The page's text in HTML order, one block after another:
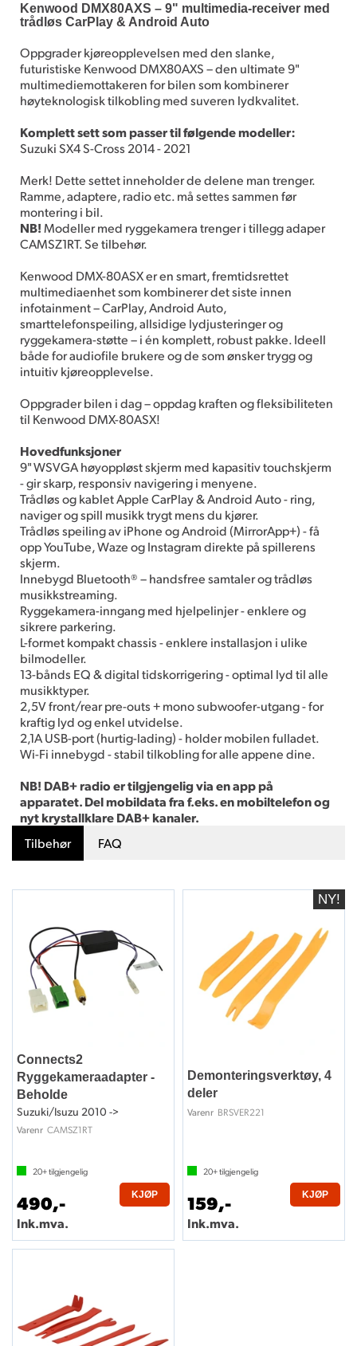
Kenwood DMX80AXS – 9" multimedia-receiver med
trådløs CarPlay & Android Auto
Oppgrader kjøreopplevelsen med den slanke,
futuristiske Kenwood DMX80AXS – den ultimate 9"
multimediemottakeren for bilen som kombinerer
høyteknologisk tilkobling med suveren lydkvalitet.
Komplett sett som passer til følgende modeller:
Suzuki SX4 S-Cross 2014 - 2021
Merk! Dette settet inneholder de delene man trenger.
Ramme, adaptere, radio etc. må settes sammen før
montering i bil.
NB!Modeller med ryggekamera trenger i tillegg adaper
CAMSZ1RT. Se tilbehør.
Kenwood DMX-80ASX er en smart, fremtidsrettet
multimediaenhet som kombinerer det siste innen
infotainment – CarPlay, Android Auto,
smarttelefonspeiling, allsidige lydjusteringer og
ryggekamera-støtte – i én komplett, robust pakke. Ideell
både for audiofile brukere og de som ønsker trygg og
intuitiv kjøreopplevelse.
Oppgrader bilen i dag – oppdag kraften og fleksibiliteten
til Kenwood DMX-80ASX!
Hoved­funksjoner
9" WSVGA høyoppløst skjerm med kapasitiv touchskjerm
- gir skarp, responsiv navigering i menyene.
Trådløs og kablet Apple CarPlay & Android Auto - ring,
naviger og spill musikk trygt mens du kjører.
Trådløs speiling av iPhone og Android (MirrorApp+) - få
opp YouTube, Waze og Instagram direkte på spillerens
skjerm.
Innebygd Bluetooth® – handsfree samtaler og trådløs
musikkstreaming.
Ryggekamera-inngang med hjelpelinjer - enklere og
sikrere parkering.
L-formet kompakt chassis - enklere installasjon i ulike
bilmodeller.
13-bånds EQ & digital tidskorrigering - optimal lyd til alle
musikktyper.
2,5V front/rear pre-outs + mono subwoofer-utgang - for
kraftig lyd og enkel utvidelse.
2,1A USB-port (hurtig-lading) - holder mobilen fulladet.
Wi-Fi innebygd - stabil tilkobling for alle appene dine.
NB! DAB+ radio er tilgjengelig via en app på
apparatet. Del mobildata fra f.eks. en mobiltelefon og
nyt krystallklare DAB+ kanaler.
Tilbehør
FAQ
Connects2
Ryggekameraadapter -
Beholde
Suzuki/Isuzu 2010 ->
Varenr CAMSZ1RT
20+tilgjengelig
490,-
Ink.mva.
KJØP
Demonteringsverktøy, 4
deler
Varenr BRSVER221
20+tilgjengelig
159,-
Ink.mva.
KJØP